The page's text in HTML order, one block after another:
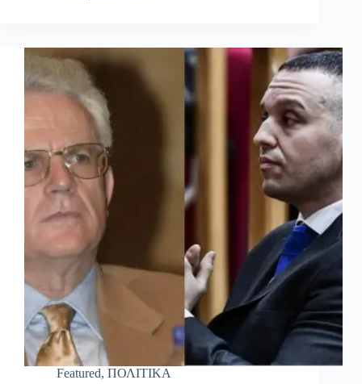
Featured, ΠΟΛΙΤΙΚΑ